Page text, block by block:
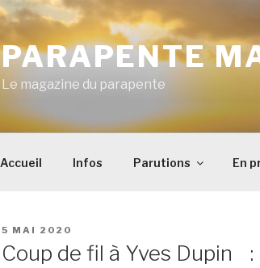
PARAPENTE
Le magazine du parapente
Accueil Infos Parutions En
PUBLIÉ
5 MAI 2020
Coup de fil à Yves Dupin :